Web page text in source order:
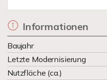
Informationen
Baujahr
Letzte Modernisierung
Nutzfläche (ca.)